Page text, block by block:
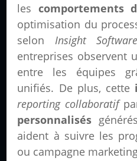
les comportements
optimisation du
selon Insight Software
entreprises observent
entre les équipes
unifiés. De plus, cette
reporting collaboratif
personnalisés
aident à suivre les
ou campagne